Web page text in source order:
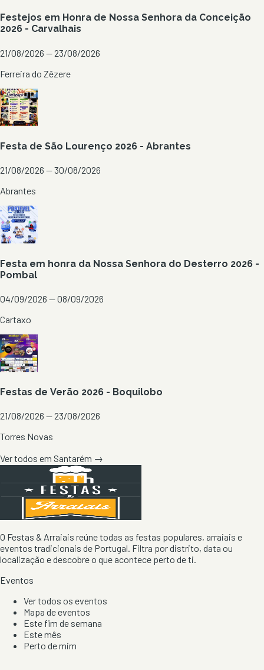
Festejos em Honra de Nossa Senhora da Conceição
2026 - Carvalhais
21/08/2026 — 23/08/2026
Ferreira do Zêzere
Festa de São Lourenço 2026 - Abrantes
21/08/2026 — 30/08/2026
Abrantes
Festa em honra da Nossa Senhora do Desterro 2026 -
Pombal
04/09/2026 — 08/09/2026
Cartaxo
Festas de Verão 2026 - Boquilobo
21/08/2026 — 23/08/2026
Torres Novas
Ver todos em Santarém →
O Festas & Arraiais reúne todas as festas populares, arraiais e
eventos tradicionais de Portugal. Filtra por distrito, data ou
localização e descobre o que acontece perto de ti.
Eventos
Ver todos os eventos
Mapa de eventos
Este fim de semana
Este mês
Perto de mim